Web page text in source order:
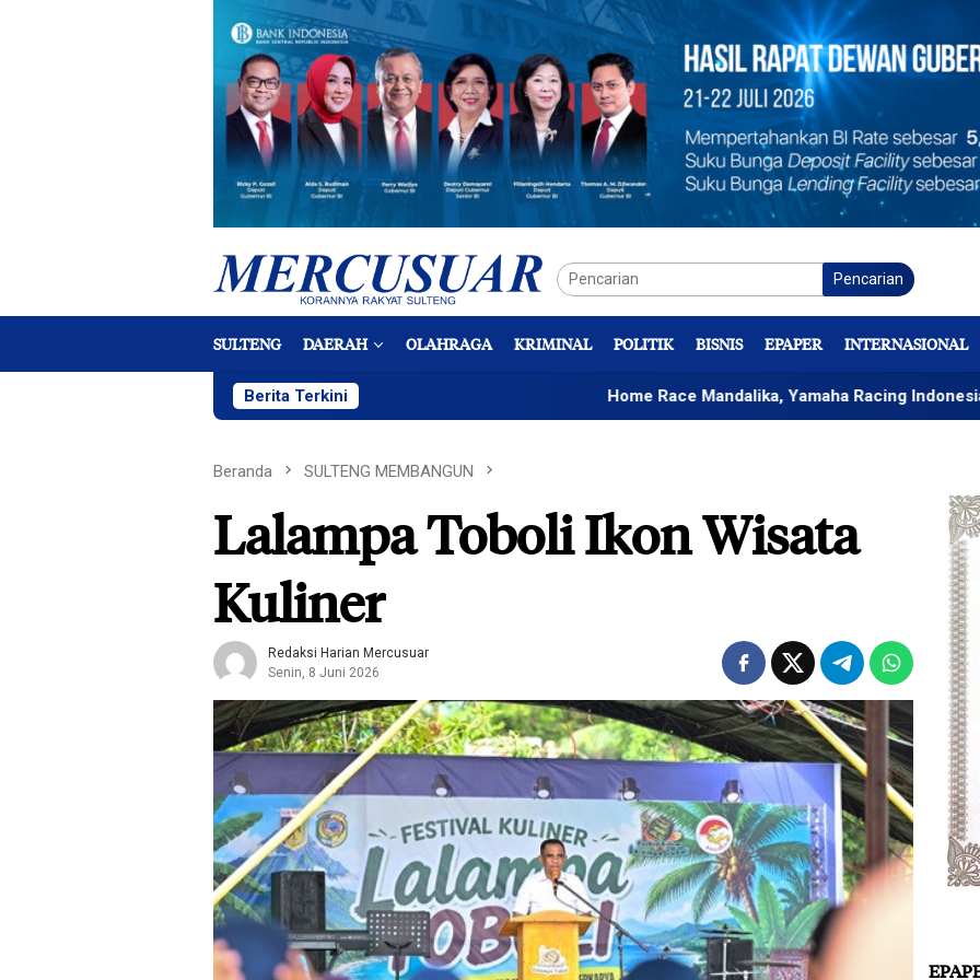
Pencarian
SULTENG DAERAH OLAHRAGA KRIMINAL POLITIK BISNIS EPAPER INTERNASIONAL
Berita Terkini Home Race Mandalika, Yamaha Racing Indonesia Bidik
Beranda SULTENG MEMBANGUN
Lalampa Toboli Ikon Wisata
Kuliner
Redaksi Harian Mercusuar
Senin, 8 Juni 2026